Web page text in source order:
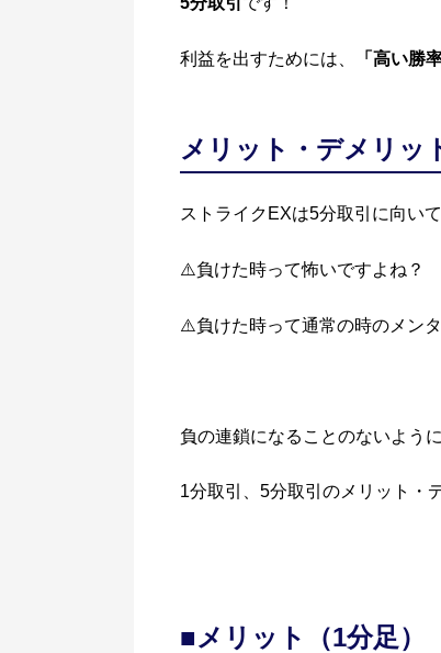
利益を出すためには、 「高い勝
メリット・デメリッ
ストライクEXは5分取引に向い
⚠️負けた時って怖いですよね？
⚠️負けた時って通常の時のメン
負の連鎖になることのないように
1分取引、5分取引のメリット・
■メリット（1分足）